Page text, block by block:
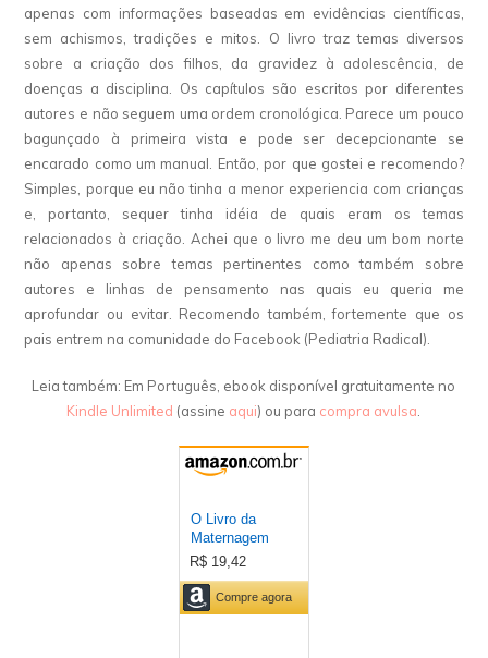
apenas com informações baseadas em evidências científicas,
sem achismos, tradições e mitos. O livro traz temas diversos
sobre a criação dos filhos, da gravidez à adolescência, de
doenças a disciplina. Os capítulos são escritos por diferentes
autores e não seguem uma ordem cronológica. Parece um pouco
bagunçado à primeira vista e pode ser decepcionante se
encarado como um manual. Então, por que gostei e recomendo?
Simples, porque eu não tinha a menor experiencia com crianças
e, portanto, sequer tinha idéia de quais eram os temas
relacionados à criação. Achei que o livro me deu um bom norte
não apenas sobre temas pertinentes como também sobre
autores e linhas de pensamento nas quais eu queria me
aprofundar ou evitar. Recomendo também, fortemente que os
pais entrem na comunidade do Facebook (Pediatria Radical).
Leia também: Em Português, ebook disponível gratuitamente no
Kindle Unlimited (assine aqui) ou para compra avulsa